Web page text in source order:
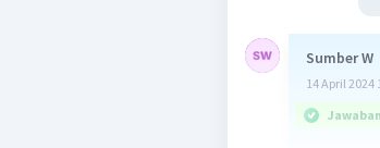
Sumber W
14 April 2024